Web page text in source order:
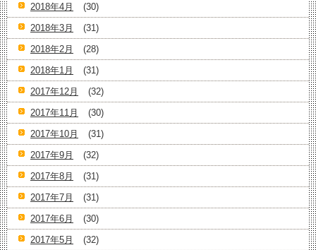
2018年4月
(30)
2018年3月
(31)
2018年2月
(28)
2018年1月
(31)
2017年12月
(32)
2017年11月
(30)
2017年10月
(31)
2017年9月
(32)
2017年8月
(31)
2017年7月
(31)
2017年6月
(30)
2017年5月
(32)